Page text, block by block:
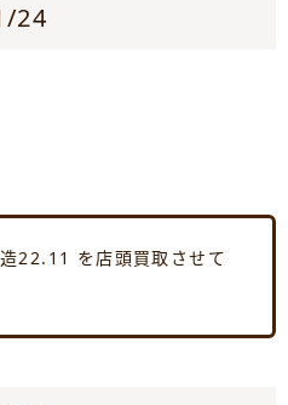
24
22.11 を店頭買取させて